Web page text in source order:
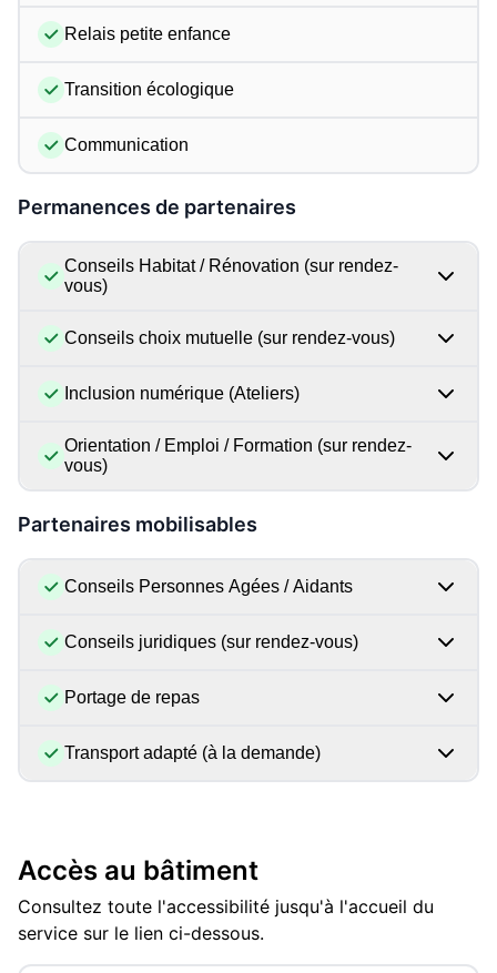
Relais petite enfance
Transition écologique
Communication
Permanences de partenaires
Conseils Habitat / Rénovation (sur rendez-
vous)
Conseils choix mutuelle (sur rendez-vous)
Inclusion numérique (Ateliers)
Orientation / Emploi / Formation (sur rendez-
vous)
Partenaires mobilisables
Conseils Personnes Agées / Aidants
Conseils juridiques (sur rendez-vous)
Portage de repas
Transport adapté (à la demande)
Accès au bâtiment
Consultez toute l'accessibilité jusqu'à l'accueil du
service sur le lien ci-dessous.